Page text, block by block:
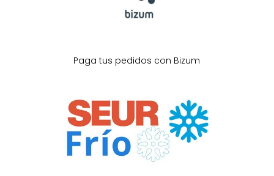
Paga tus pedidos con Bizum